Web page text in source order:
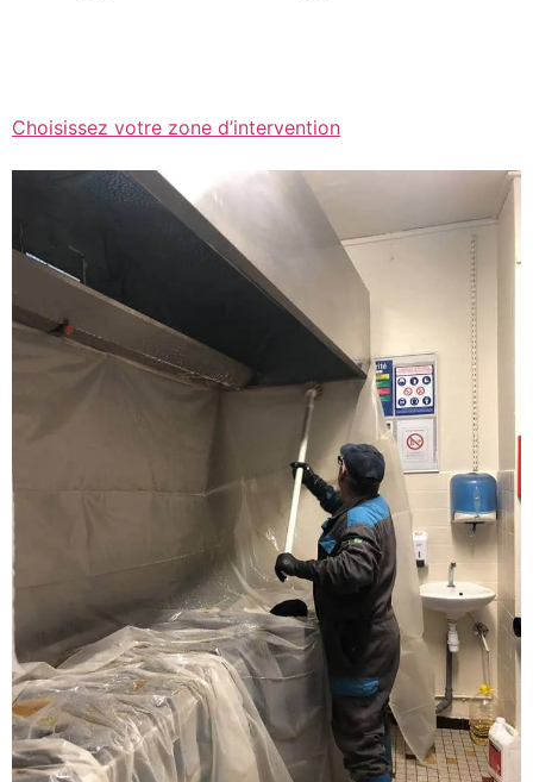
Choisissez votre zone d’intervention